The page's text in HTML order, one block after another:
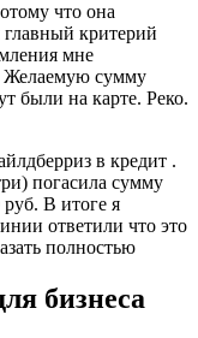
что она
критерий
мне
Желаемую сумму
были на карте. Реко.
в кредит .
погасила сумму
В итоге я
ответили что это
полностью
бизнеса